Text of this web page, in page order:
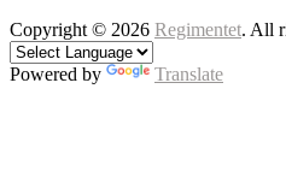
Copyright © 2026 Regimentet. All
Powered by Translate